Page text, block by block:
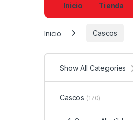
Inicio Tienda
Inicio Cascos
Show All Categories
Cascos (170)